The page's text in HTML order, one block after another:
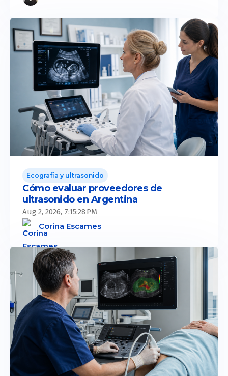
Ecografía y ultrasonido
Cómo evaluar proveedores de
ultrasonido en Argentina
Aug 2, 2026, 7:15:28 PM
Corina Escames